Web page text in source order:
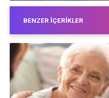
BENZER İÇERIKLER